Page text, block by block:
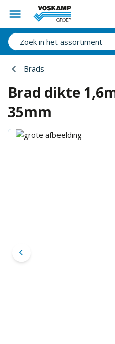
Brads
Brad dikte
35mm